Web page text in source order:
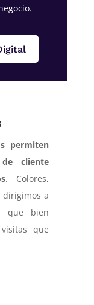
permiten
cliente
. Colores,
a
que bien
que